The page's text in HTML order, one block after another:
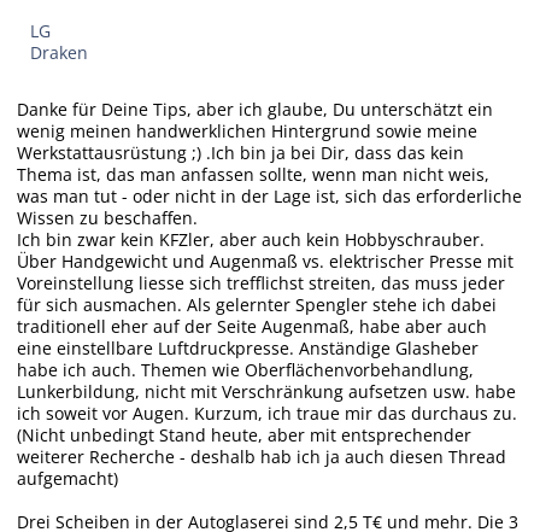
LG
Draken
Danke für Deine Tips, aber ich glaube, Du unterschätzt ein
wenig meinen handwerklichen Hintergrund sowie meine
Werkstattausrüstung ;) .Ich bin ja bei Dir, dass das kein
Thema ist, das man anfassen sollte, wenn man nicht weis,
was man tut - oder nicht in der Lage ist, sich das erforderliche
Wissen zu beschaffen.
Ich bin zwar kein KFZler, aber auch kein Hobbyschrauber.
Über Handgewicht und Augenmaß vs. elektrischer Presse mit
Voreinstellung liesse sich trefflichst streiten, das muss jeder
für sich ausmachen. Als gelernter Spengler stehe ich dabei
traditionell eher auf der Seite Augenmaß, habe aber auch
eine einstellbare Luftdruckpresse. Anständige Glasheber
habe ich auch. Themen wie Oberflächenvorbehandlung,
Lunkerbildung, nicht mit Verschränkung aufsetzen usw. habe
ich soweit vor Augen. Kurzum, ich traue mir das durchaus zu.
(Nicht unbedingt Stand heute, aber mit entsprechender
weiterer Recherche - deshalb hab ich ja auch diesen Thread
aufgemacht)
Drei Scheiben in der Autoglaserei sind 2,5 T€ und mehr. Die 3